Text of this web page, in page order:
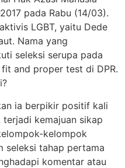
pada Rabu (14/03).
LGBT, yaitu Dede
Nama yang
seleksi serupa pada
and proper test di DPR.
ia berpikir positif kali
kemajuan sikap
kelompok
seleksi tahap pertama
komentar atau